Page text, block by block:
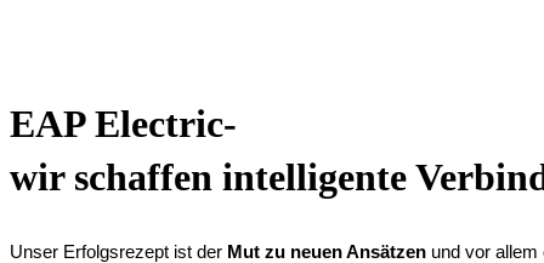
EAP Electric-
wir schaffen intelligente
Unser Erfolgsrezept ist der Mut zu neuen Ansätzen und vor